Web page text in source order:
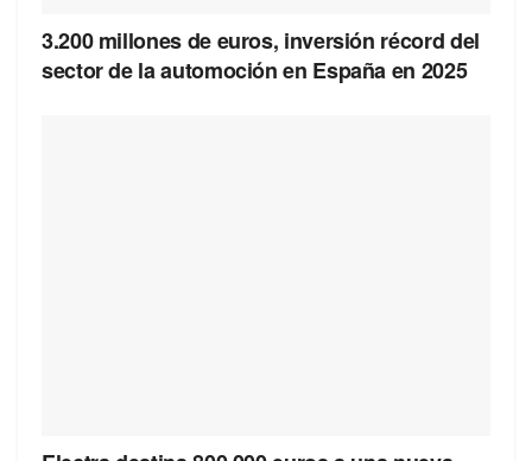
3.200 millones de euros, inversión récord del
sector de la automoción en España en 2025